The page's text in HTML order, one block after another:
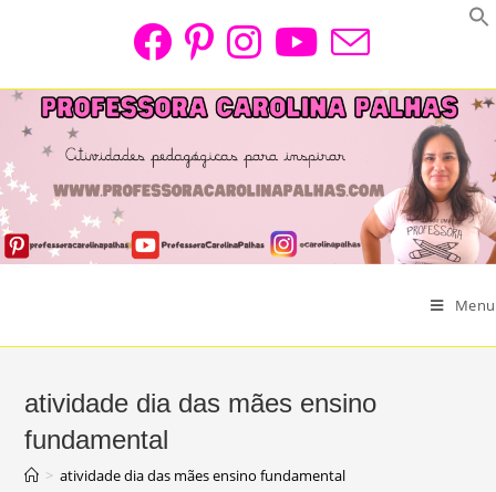
Menu
atividade dia das mães ensino
fundamental
> atividade dia das mães ensino fundamental